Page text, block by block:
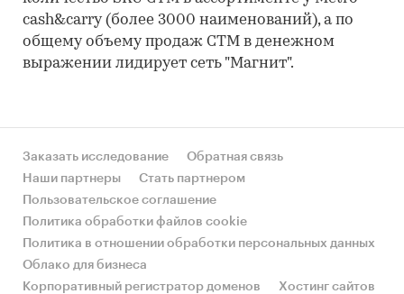
cash&carry (более 3000 наименований), а по
общему объему продаж СТМ в денежном
выражении лидирует сеть "Магнит".
Заказать исследование
Обратная связь
Наши партнеры
Стать партнером
Пользовательское соглашение
Политика обработки файлов cookie
Политика в отношении обработки персональных данных
Облако для бизнеса
Корпоративный регистратор доменов
Хостинг сайтов